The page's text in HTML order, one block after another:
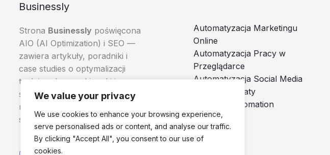
We value your privacy
We use cookies to enhance your browsing experience,
serve personalised ads or content, and analyse our traffic.
By clicking "Accept All", you consent to our use of
cookies.
Businessly
Strona Businessly poświęcona
AIO (AI Optimization) i SEO —
zawiera artykuły, poradniki i
case studies o optymalizacji
treści pod wyszukiwarki i
systemy AI, skierowane do
marketerów, e-commerce i
specjalistów SEO.
Automatyzacja Marketingu
Online
Automatyzacja Pracy w
Przeglądarce
Automatyzacja Social Media
Boty i Automaty
Browser Automation